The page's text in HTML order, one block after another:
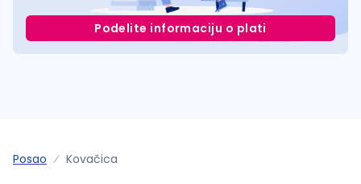
Podelite informaciju o plati
Posao Kovačica